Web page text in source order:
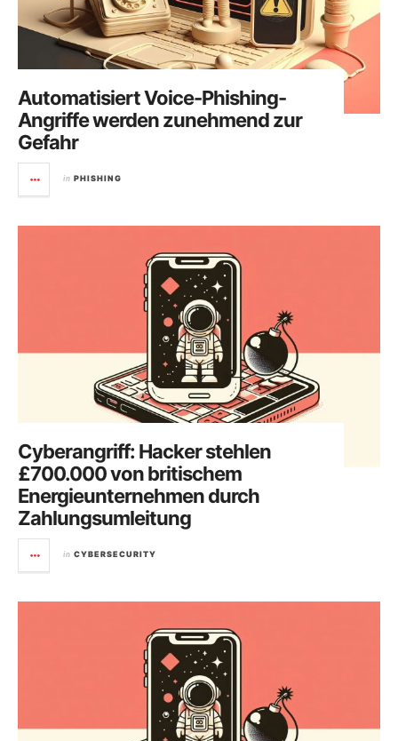
Automatisiert Voice-Phishing-
Angriffe werden zunehmend zur
Gefahr
in PHISHING
Cyberangriff: Hacker stehlen
£700.000 von britischem
Energieunternehmen durch
Zahlungsumleitung
in CYBERSECURITY